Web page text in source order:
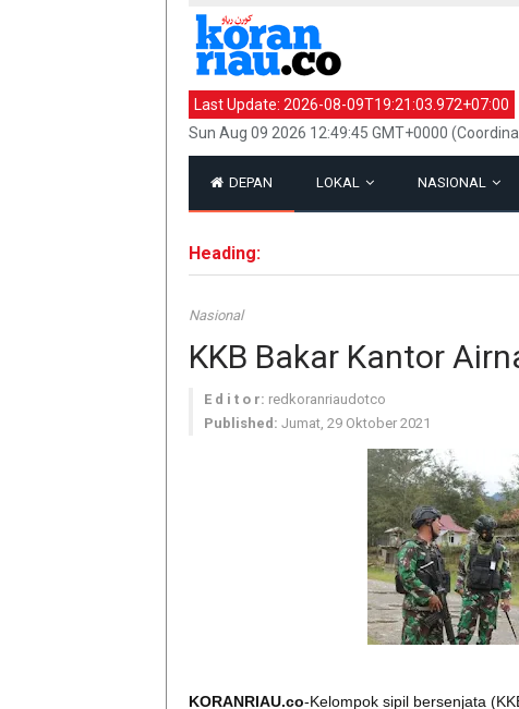
Last Update: 2026-08-09T19:21:03.972+07:00
Sun Aug 09 2026 12:49:45 GMT+0000
DEPAN LOKAL NASIONAL
Heading:
Nasional
KKB Bakar Kantor
E d i t o r: redkoranriaudotco
Published: Jumat, 29 Oktober 2021
KORANRIAU.co-Kelompok sipil bersenjata